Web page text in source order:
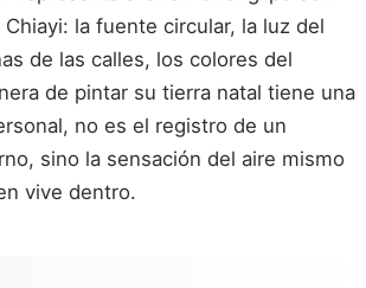
la fuente circular, la luz del
de las calles, los colores del
de pintar su tierra natal tiene una
no es el registro de un
sino la sensación del aire mismo
vive dentro.